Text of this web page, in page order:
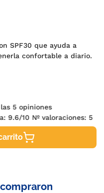
SPF30 que ayuda a
confortable a diario.
las 5 opiniones
9.6/10 Nº valoraciones:5